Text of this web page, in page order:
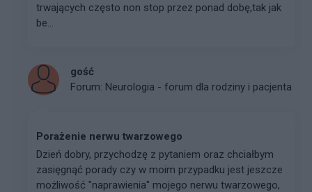
trwających często non stop przez ponad dobę,tak jak
be...
gość
Forum: Neurologia - forum dla rodziny i pacjenta
Porażenie nerwu twarzowego
Dzień dobry, przychodzę z pytaniem oraz chciałbym
zasięgnąć porady czy w moim przypadku jest jeszcze
możliwość "naprawienia" mojego nerwu twarzowego,